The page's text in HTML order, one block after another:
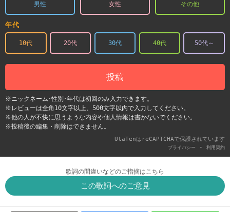
男性 女性 その他
年代
10代 20代 30代 40代 50代～
投稿
※ニックネーム･性別･年代は初回のみ入力できます。
※レビューは全角10文字以上、500文字以内で入力してください。
※他の人が不快に思うような内容や個人情報は書かないでください。
※投稿後の編集・削除はできません。
UtaTenはreCAPTCHAで保護されています
プライバシー - 利用契約
歌詞の間違いなどのご指摘はこちら
この歌詞へのご意見